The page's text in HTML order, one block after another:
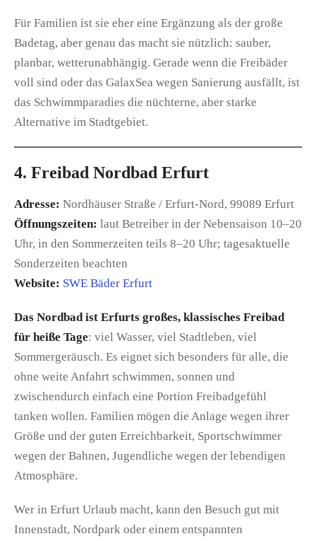
Für Familien ist sie eher eine Ergänzung als der große
Badetag, aber genau das macht sie nützlich: sauber,
planbar, wetterunabhängig. Gerade wenn die Freibäder
voll sind oder das GalaxSea wegen Sanierung ausfällt, ist
das Schwimmparadies die nüchterne, aber starke
Alternative im Stadtgebiet.
4. Freibad Nordbad Erfurt
Adresse: Nordhäuser Straße / Erfurt-Nord, 99089 Erfurt
Öffnungszeiten: laut Betreiber in der Nebensaison 10–20
Uhr, in den Sommerzeiten teils 8–20 Uhr; tagesaktuelle
Sonderzeiten beachten
Website: SWE Bäder Erfurt
Das Nordbad ist Erfurts großes, klassisches Freibad
für heiße Tage: viel Wasser, viel Stadtleben, viel
Sommergeräusch. Es eignet sich besonders für alle, die
ohne weite Anfahrt schwimmen, sonnen und
zwischendurch einfach eine Portion Freibadgefühl
tanken wollen. Familien mögen die Anlage wegen ihrer
Größe und der guten Erreichbarkeit, Sportschwimmer
wegen der Bahnen, Jugendliche wegen der lebendigen
Atmosphäre.
Wer in Erfurt Urlaub macht, kann den Besuch gut mit
Innenstadt, Nordpark oder einem entspannten